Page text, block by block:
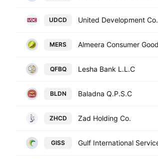
UDCD United Development Co.
MERS
QFBQ Lesha Bank L.L.C
BLDN Baladna Q.P.S.C
ZHCD Zad Holding Co.
GISS